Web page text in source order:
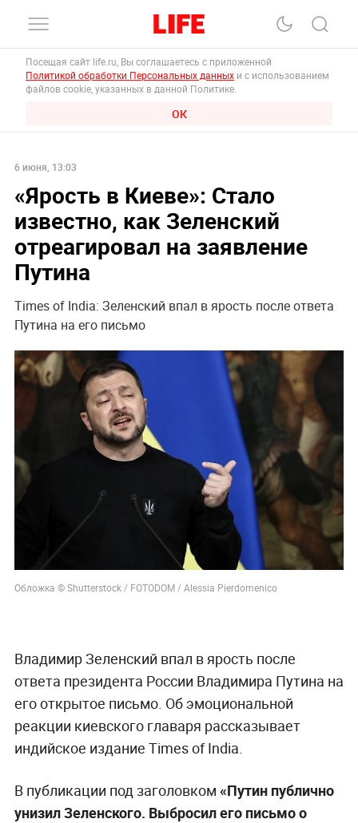
Посещая сайт life.ru, Вы соглашаетесь с приложенной
Политикой обработки Персональных данных и с использованием
файлов cookie, указанных в данной Политике.
ОК
6 июня, 13:03
«Ярость в Киеве»: Стало
известно, как Зеленский
отреагировал на заявление
Путина
Times of India: Зеленский впал в ярость после ответа
Путина на его письмо
Обложка © Shutterstock / FOTODOM / Alessia Pierdomenico
Владимир Зеленский впал в ярость после
ответа президента России Владимира Путина на
его открытое письмо. Об эмоциональной
реакции киевского главаря рассказывает
индийское издание Times of India.
В публикации под заголовком «Путин публично
унизил Зеленского. Выбросил его письмо о